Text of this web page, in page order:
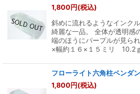
1,800円(税込)
斜めに流れるようなインク
綺麗な一品。 全体が透明感
端のほうにパープルが見ら
×幅約１６×１５ミリ 10.2ｇ
フローライト六角柱ペンダ
1,800円(税込)